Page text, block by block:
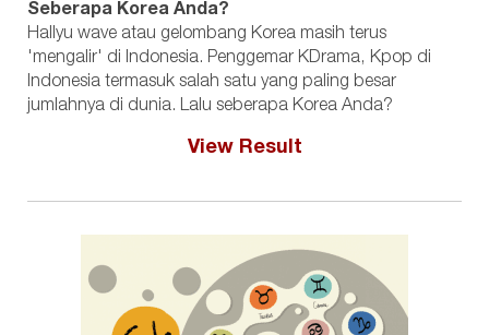
Seberapa Korea Anda?
Hallyu wave atau gelombang Korea masih terus
'mengalir' di Indonesia. Penggemar KDrama, Kpop di
Indonesia termasuk salah satu yang paling besar
jumlahnya di dunia. Lalu seberapa Korea Anda?
View Result